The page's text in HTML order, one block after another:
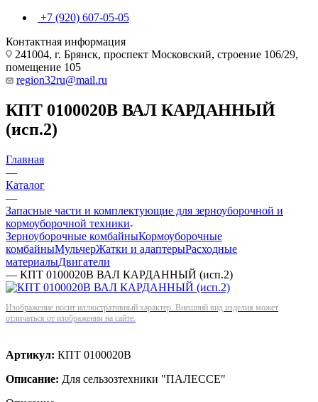
+7 (920) 607-05-05
Контактная информация
241004, г. Брянск, проспект Московский, строение 106/29,
помещение 105
region32ru@mail.ru
КПТ 0100020В ВАЛ КАРДАННЫЙ
(исп.2)
Главная
—
Каталог
—
Запасные части и комплектующие для зерноуборочной и
кормоуборочной техники
Зерноуборочные комбайныКормоуборочные
комбайныМульчерЖатки и адаптерыРасходные
материалыДвигатели
— КПТ 0100020В ВАЛ КАРДАННЫЙ (исп.2)
Изображение носит иллюстративный характер. Внешний вид изделия может
отличаться от изображения на сайте.
Артикул: КПТ 0100020В
Описание: Для сельзозтехники "ПАЛЕССЕ"